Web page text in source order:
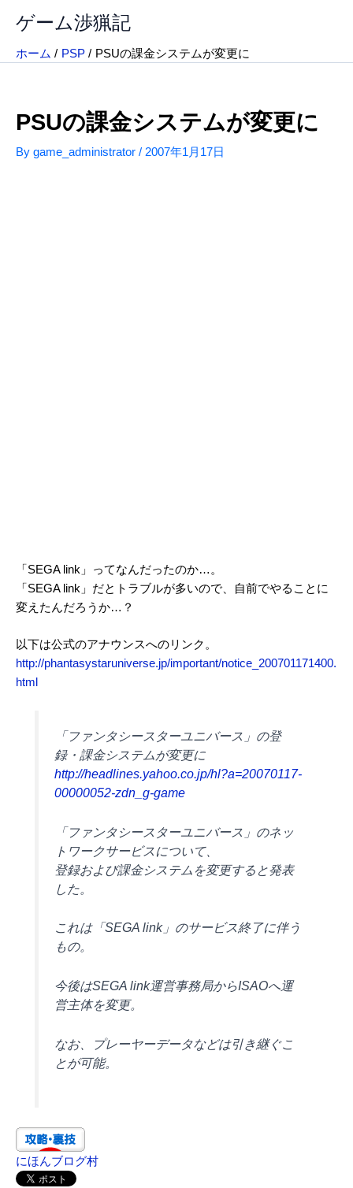
ス
ゲーム渉猟記
ホーム PSP PSUの課金システムが変更に
PSUの課金システムが変更に
By game_administrator / 2007年1月17日
「SEGA link」ってなんだったのか…。
「SEGA link」だとトラブルが多いので、自前でやることに
変えたんだろうか…？
以下は公式のアナウンスへのリンク。
http://phantasystaruniverse.jp/important/notice_200701171400.
html
「ファンタシースターユニバース」の登
録・課金システムが変更に
http://headlines.yahoo.co.jp/hl?a=20070117-
00000052-zdn_g-game
「ファンタシースターユニバース」のネッ
トワークサービスについて、
登録および課金システムを変更すると発表
した。
これは「SEGA link」のサービス終了に伴う
もの。
今後はSEGA link運営事務局からISAOへ運
営主体を変更。
なお、プレーヤーデータなどは引き継ぐこ
とが可能。
にほんブログ村